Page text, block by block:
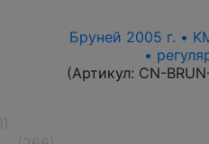
Бруней 2005 г. •
•
(Артикул: CN-